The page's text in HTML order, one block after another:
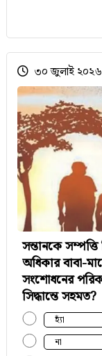
৩০ জুলাই
সন্তানকে
অধিকার বাবা-
সংশোধনের
সিদ্ধান্তে সহমত?
হ্যাঁ
না